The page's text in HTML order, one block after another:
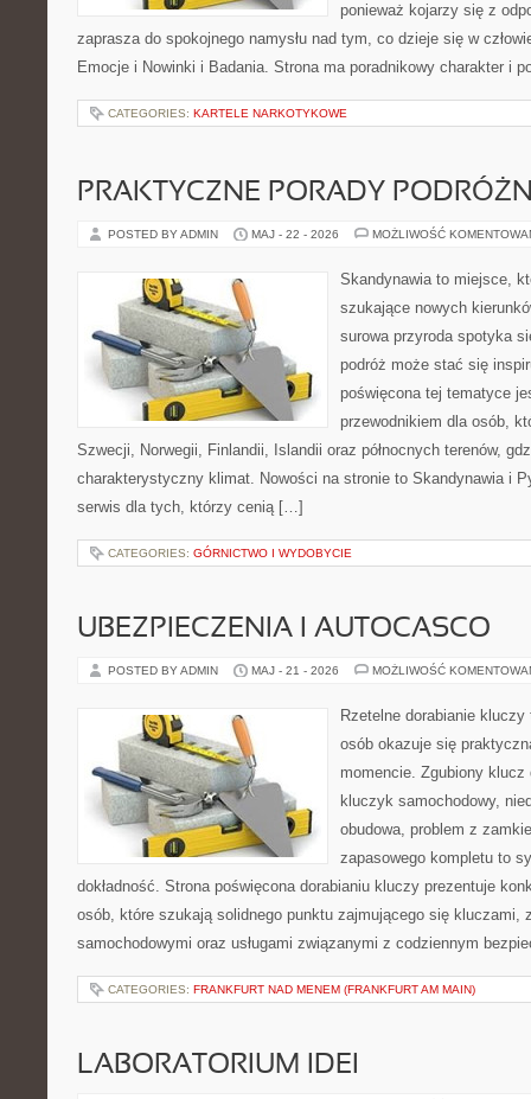
ponieważ kojarzy się z
zaprasza do spokojnego namysłu nad tym, co dzieje się w
Emocje i Nowinki i Badania. Strona ma poradnikowy charakter i
CATEGORIES: KARTELE NARKOTYKOWE
PRAKTYCZNE PORADY
POSTED BY ADMIN MAJ - 22 - 2026 MOŻLIWOŚĆ
Skandynawia to miejsce,
szukające nowych
surowa przyroda spotyka
podróż może stać się
poświęcona tej tematyce
przewodnikiem dla osób,
Szwecji, Norwegii, Finlandii, Islandii oraz północnych terenów,
charakterystyczny klimat. Nowości na stronie to Skandynawia i
serwis dla tych, którzy cenią […]
CATEGORIES: GÓRNICTWO I WYDOBYCIE
UBEZPIECZENIA I AUTOCASCO
POSTED BY ADMIN MAJ - 21 - 2026 MOŻLIWOŚĆ
Rzetelne dorabianie
osób okazuje się
momencie. Zgubiony
kluczyk samochodowy,
obudowa, problem z
zapasowego kompletu to
dokładność. Strona poświęcona dorabianiu kluczy prezentuje
osób, które szukają solidnego punktu zajmującego się kluczami,
samochodowymi oraz usługami związanymi z codziennym
CATEGORIES: FRANKFURT NAD MENEM (FRANKFURT AM MAIN)
LABORATORIUM IDEI